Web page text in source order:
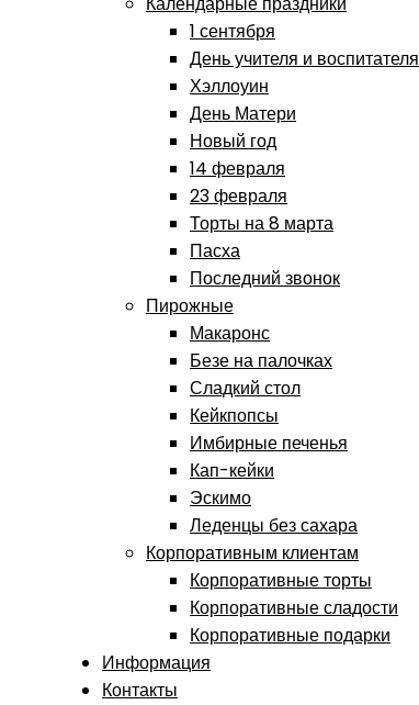
1 сентября
День учителя и воспитателя
Хэллоуин
День Матери
Новый год
14 февраля
23 февраля
Торты на 8 марта
Пасха
Последний звонок
Пирожные
Макаронс
Безе на палочках
Сладкий стол
Кейкпопсы
Имбирные печенья
Кап-кейки
Эскимо
Леденцы без сахара
Корпоративным клиентам
Корпоративные торты
Корпоративные сладости
Корпоративные подарки
Информация
Контакты